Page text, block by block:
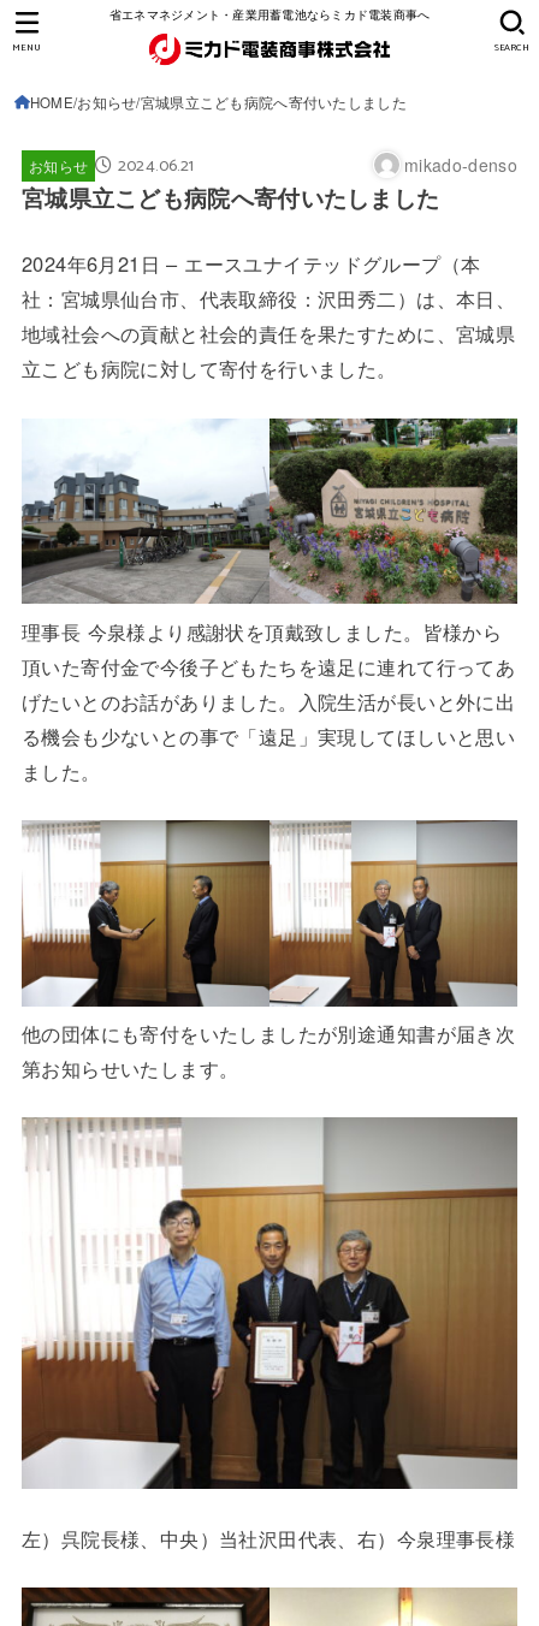
省エネマネジメント・産業用蓄電池ならミカド電装商事へ
SEARCH
MENU
HOME お知らせ 宮城県立こども病院へ寄付いたしました
お知らせ 2024.06.21 mikado-denso
宮城県立こども病院へ寄付いたしました
2024年6月21日 – エースユナイテッドグループ（本
社：宮城県仙台市、代表取締役：沢田秀二）は、本日、
地域社会への貢献と社会的責任を果たすために、宮城県
立こども病院に対して寄付を行いました。
理事長 今泉様より感謝状を頂戴致しました。皆様から
頂いた寄付金で今後子どもたちを遠足に連れて行ってあ
げたいとのお話がありました。入院生活が長いと外に出
る機会も少ないとの事で「遠足」実現してほしいと思い
ました。
他の団体にも寄付をいたしましたが別途通知書が届き次
第お知らせいたします。
左）呉院長様、中央）当社沢田代表、右）今泉理事長様